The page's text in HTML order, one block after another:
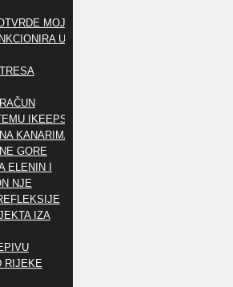
MOJE
U
IKEEPS
KANARIMA
GORE
ELENIN I
NJE
IZA
RIJEKE